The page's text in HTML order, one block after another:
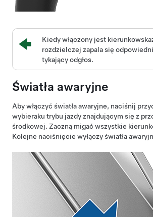
Kiedy włączony jest
rozdzielczej zapala się
tykający odgłos.
Światła awaryjne
Aby włączyć światła awaryjne, naciśnij
wybieraku trybu jazdy znajdującym się z
środkowej. Zaczną migać wszystkie
Kolejne naciśnięcie wyłączy światła